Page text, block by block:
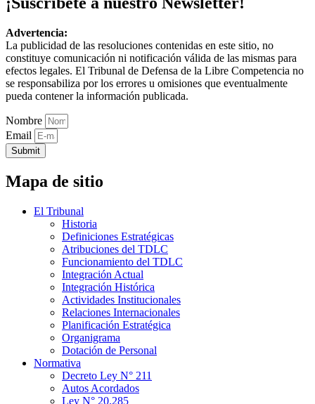
Advertencia:
La publicidad de las resoluciones contenidas en este sitio, no
constituye comunicación ni notificación válida de las mismas para
efectos legales. El Tribunal de Defensa de la Libre Competencia no
se responsabiliza por los errores u omisiones que eventualmente
pueda contener la información publicada.
Nombre
Email
Submit
Mapa de sitio
El Tribunal
Historia
Definiciones Estratégicas
Atribuciones del TDLC
Funcionamiento del TDLC
Integración Actual
Integración Histórica
Actividades Institucionales
Relaciones Internacionales
Planificación Estratégica
Organigrama
Dotación de Personal
Normativa
Decreto Ley N° 211
Autos Acordados
Ley N° 20.285